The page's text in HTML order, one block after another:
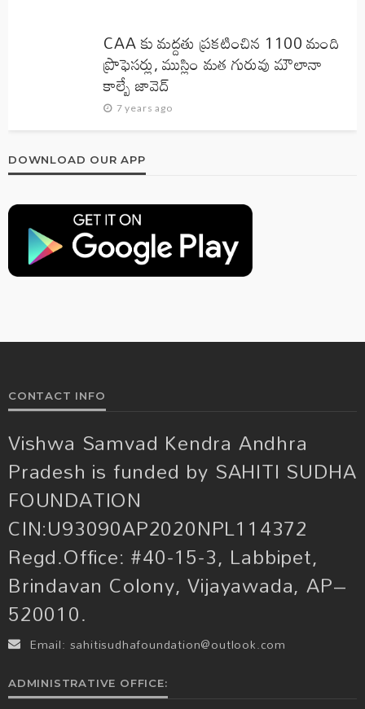
CAA కు మద్దతు ప్రకటించిన 1100 మంది
ప్రొఫెసర్లు, ముస్లిం మత గురువు మౌలానా
కాల్బే జావెద్‌
7 years ago
DOWNLOAD OUR APP
CONTACT INFO
Vishwa Samvad Kendra Andhra
Pradesh is funded by SAHITI SUDHA
FOUNDATION
CIN:U93090AP2020NPL114372
Regd.Office: #40-15-3, Labbipet,
Brindavan Colony, Vijayawada, AP–
520010.
Email: sahitisudhafoundation@outlook.com
ADMINISTRATIVE OFFICE: